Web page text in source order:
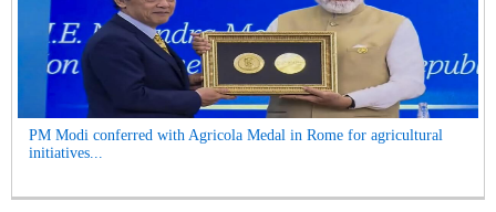
PM Modi conferred with Agricola Medal in Rome for agricultural
initiatives...